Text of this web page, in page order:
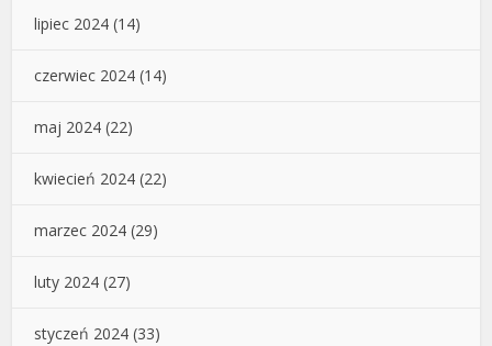
lipiec 2024 (14)
czerwiec 2024 (14)
maj 2024 (22)
kwiecień 2024 (22)
marzec 2024 (29)
luty 2024 (27)
styczeń 2024 (33)